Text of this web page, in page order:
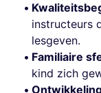
instructeurs
lesgeven.
Familiaire
kind zich